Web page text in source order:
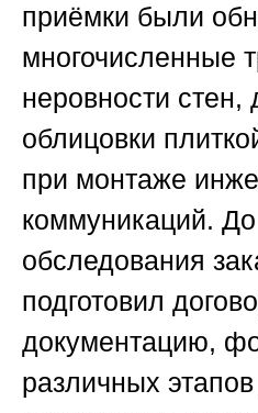
приёмки были
многочисленные
неровности стен,
облицовки
при монтаже
коммуникаций.
обследования
подготовил
документацию,
различных